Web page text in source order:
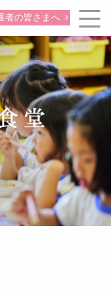
者の皆さまへ